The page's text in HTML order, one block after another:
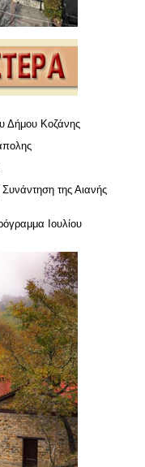
Δήμου Κοζάνης
της Αιανής
Ιουλίου